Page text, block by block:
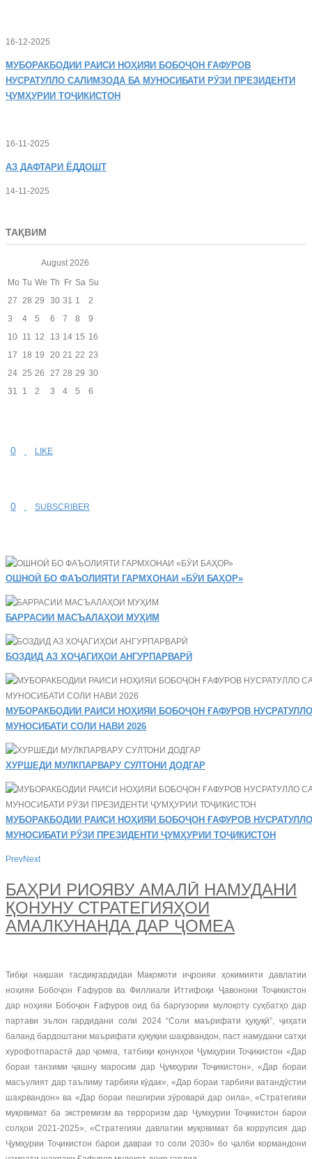
16-12-2025
МУБОРАКБОДИИ РАИСИ НОҲИЯИ БОБОҶОН ҒАФУРОВ
НУСРАТУЛЛО САЛИМЗОДА БА МУНОСИБАТИ РӮЗИ ПРЕЗИДЕНТИ
ҶУМҲУРИИ ТОҶИКИСТОН
16-11-2025
АЗ ДАФТАРИ ЁДДОШТ
14-11-2025
ТАҚВИМ
August 2026
Mo Tu We Th Fr Sa Su
27 28 29 30 31 1
2
3
4 5 6 7 8
9
10 11 12 13 14 15 16
17
18 19 20 21 22 23
24 25 26 27 28 29 30
31
1 2 3 4 5 6
0 LIKE
0 SUBSCRIBER
ОШНОӢ БО ФАЪОЛИЯТИ ГАРМХОНАИ «БӮИ БАҲОР»
БАРРАСИИ МАСЪАЛАҲОИ МУҲИМ
БОЗДИД АЗ ХОҶАГИҲОИ АНГУРПАРВАРӢ
МУБОРАКБОДИИ РАИСИ НОҲИЯИ БОБОҶОН ҒАФУРОВ
МУНОСИБАТИ СОЛИ НАВИ 2026
ХУРШЕДИ МУЛКПАРВАРУ СУЛТОНИ ДОДГАР
МУБОРАКБОДИИ РАИСИ НОҲИЯИ БОБОҶОН ҒАФУРОВ
МУНОСИБАТИ РӮЗИ ПРЕЗИДЕНТИ ҶУМҲУРИИ ТОҶИКИСТОН
PrevNext
БАҲРИ РИОЯВУ АМАЛӢ НАМУДАНИ
ҚОНУНУ СТРАТЕГИЯҲОИ
АМАЛКУНАНДА ДАР ҶОМЕА
Тибқи нақшаи тасдиқгардидаи Мақомоти иҷроияи ҳокимияти давлатии
ноҳияи Бобоҷон Ғафуров ва Филлиали Иттифоқи Ҷавонони Тоҷикистон
дар ноҳияи Бобоҷон Ғафуров оид ба баргузории мулоқоту суҳбатҳо дар
партави эълон гардидани соли 2024 “Соли маърифати ҳуқуқӣ”, ҷиҳати
баланд бардоштани маърифати ҳуқуқии шаҳрвандон, паст намудани сатҳи
хурофотпарастӣ дар ҷомеа, татбиқи қонунҳои Ҷумҳурии Тоҷикистон «Дар
бораи танзими ҷашну маросим дар Ҷумҳурии Тоҷикистон», «Дар бораи
масъулият дар таълиму тарбияи кӯдак», «Дар бораи тарбияи ватандӯстии
шаҳрвандон» ва «Дар бораи пешгирии зӯроварӣ дар оила», «Стратегияи
муқовимат ба экстремизм ва терроризм дар Ҷумҳурии Тоҷикистон барои
солҳои 2021-2025», «Стратегияи давлатии муқовимат ба коррупсия дар
Ҷумҳурии Тоҷикистон барои давраи то соли 2030» бо ҷалби кормандони